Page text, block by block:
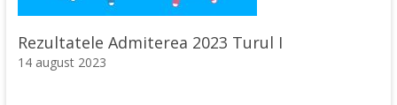
Rezultatele Admiterea 2023 Turul I
14 august 2023